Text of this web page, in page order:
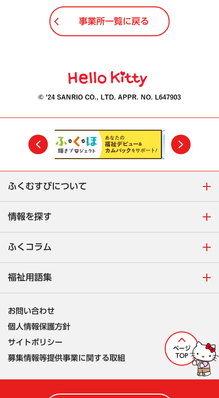
事業所一覧に戻る
前
ふくむすびについて
情報を探す
ふくコラム
福祉用語集
お問い合わせ
個人情報保護方針
サイトポリシー
募集情報等提供事業に関する取組
株式会社セルコ